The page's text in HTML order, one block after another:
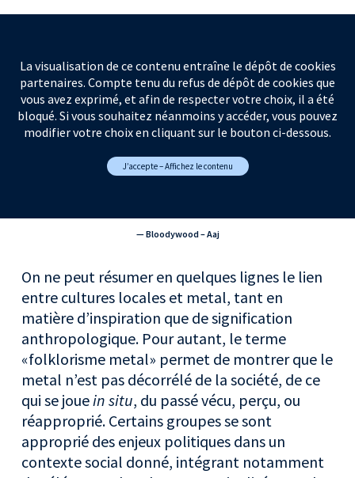
La visualisation de ce contenu entraîne le dépôt de cookies
partenaires. Compte tenu du refus de dépôt de cookies que
vous avez exprimé, et afin de respecter votre choix, il a été
bloqué. Si vous souhaitez néanmoins y accéder, vous pouvez
modifier votre choix en cliquant sur le bouton ci-dessous.
J’accepte – Affichez le contenu
— Bloodywood – Aaj
On ne peut résumer en quelques lignes le lien
entre cultures locales et metal, tant en
matière d’inspiration que de signification
anthropologique. Pour autant, le terme
«folklorisme metal» permet de montrer que le
metal n’est pas décorrélé de la société, de ce
qui se joue in situ, du passé vécu, perçu, ou
réapproprié. Certains groupes se sont
approprié des enjeux politiques dans un
contexte social donné, intégrant notamment